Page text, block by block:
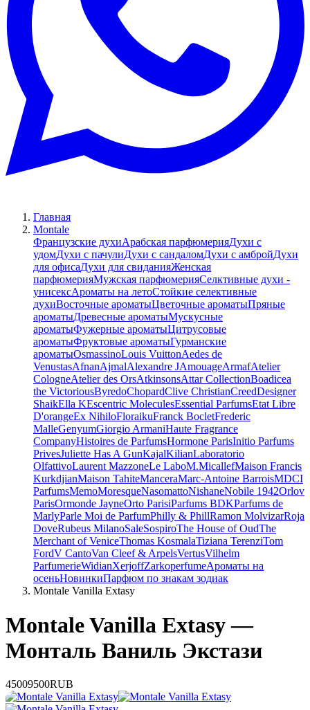
Главная
Montale
Французские духиАрабская парфюмерияДухи с
удомДухи с пачулиДухи с сандаломДухи с амбройДухи
для офисаДухи для свиданияЖенская
парфюмерияМужская парфюмерияСелктивные духи -
унисексАроматы на летоСтойкие селективные
духиВосточные ароматыЦветочные ароматыПряные
ароматыДревесные ароматыМускусные
ароматыФужерные ароматыЦитрусовые
ароматыФруктовые ароматыГурманские
ароматыOsmassinoLouis VuittonAedes de
VenustasAfnanAjmalAlexandre JAmouageArmafAtelier
CologneAtelier des OrsAtkinsonsAttar CollectionBoadicea
the VictoriousByredoChopardClive ChristianCreedDesigner
ShaikElla KEscentric MoleculesEssential ParfumsEtat Libre
D'orangeEx NihiloFloraikuFranck BocletFrederic
MalleGenyumGiorgio ArmaniHaute Fragrance
CompanyHistoires de ParfumsHormone ParisInitio Parfums
PrivesJuliette Has A GunKajalKilianLaboratorio
OlfattivoLaurent MazzoneLe LaboM.MicallefMaison Francis
KurkdjianMaison TahiteManceraMarc-Antoine BarroisMDCI
ParfumsMemoMoresqueNasomattoNishaneNobile 1942Orlov
ParisOrmonde JayneOrto ParisiParfums BDKParfums de
MarlyParle Moi de ParfumPhilly & PhillRamon MolvizarRoja
DoveRubeus MilanoSaleSospiroThe House of OudThe
Merchant of VeniceThomas KosmalaTiziana TerenziTom
FordV CantoVan Cleef & ArpelsVertusVilhelm
ParfumerieWidianXerjoffZarkoperfumeАроматы на
осеньНовинкиПарфюм по знакам зодиак
Montale Vanilla Extasy
Montale Vanilla Extasy —
Монталь Ваниль Экстази
45009500RUB